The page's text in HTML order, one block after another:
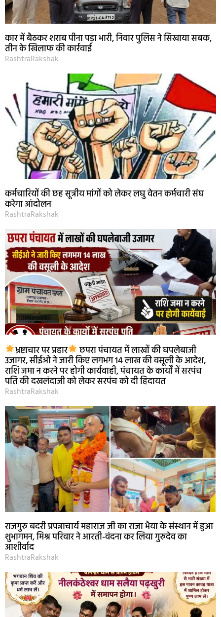
कार में बैठकर शराब पीना पड़ा भारी, निवार पुलिस ने सिखाया सबक,
तीन के खिलाफ की कार्रवाई
RashtraRakshak
कर्मचारियों की छह सूत्रीय मांगों को लेकर लघु वेतन कर्मचारी संघ
करेगा आंदोलन
RashtraRakshak
भ्रष्टाचार पर प्रहार छपरा पंचायत में लाखों की घपलेबाजी
उजागर, सीईओ ने जारी किए लगभग 14 लाख की वसूली के आदेश,
राशि जमा न करने पर होगी कार्यवाही, पंचायत के कार्यों में सरपंच
पति की दखलंदाजी को लेकर सरपंच को दी हिदायत
RashtraRakshak
राजगुरु बदरी प्रपन्नाचार्य महाराज जी का राजा भैया के संस्थान में हुआ
शुभागमन, मिश्र परिवार ने आरती-वंदना कर लिया गुरुदेव का
आशीर्वाद
RashtraRakshak